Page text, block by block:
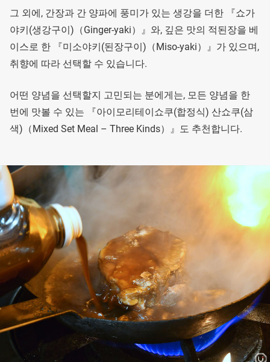
그 외에, 간장과 간 양파에 풍미가 있는 생강을 더한 『쇼가
야키(생강구이)（Ginger-yaki）』와, 깊은 맛의 적된장을 베
이스로 한 『미소야키(된장구이)（Miso-yaki）』가 있으며,
취향에 따라 선택할 수 있습니다.
어떤 양념을 선택할지 고민되는 분에게는, 모든 양념을 한
번에 맛볼 수 있는 『아이모리테이쇼쿠(합정식) 산쇼쿠(삼
색)（Mixed Set Meal – Three Kinds）』도 추천합니다.